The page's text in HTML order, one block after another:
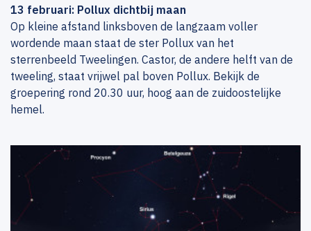
13 februari: Pollux dichtbij maan
Op kleine afstand linksboven de langzaam voller
wordende maan staat de ster Pollux van het
sterrenbeeld Tweelingen. Castor, de andere helft van de
tweeling, staat vrijwel pal boven Pollux. Bekijk de
groepering rond 20.30 uur, hoog aan de zuidoostelijke
hemel.